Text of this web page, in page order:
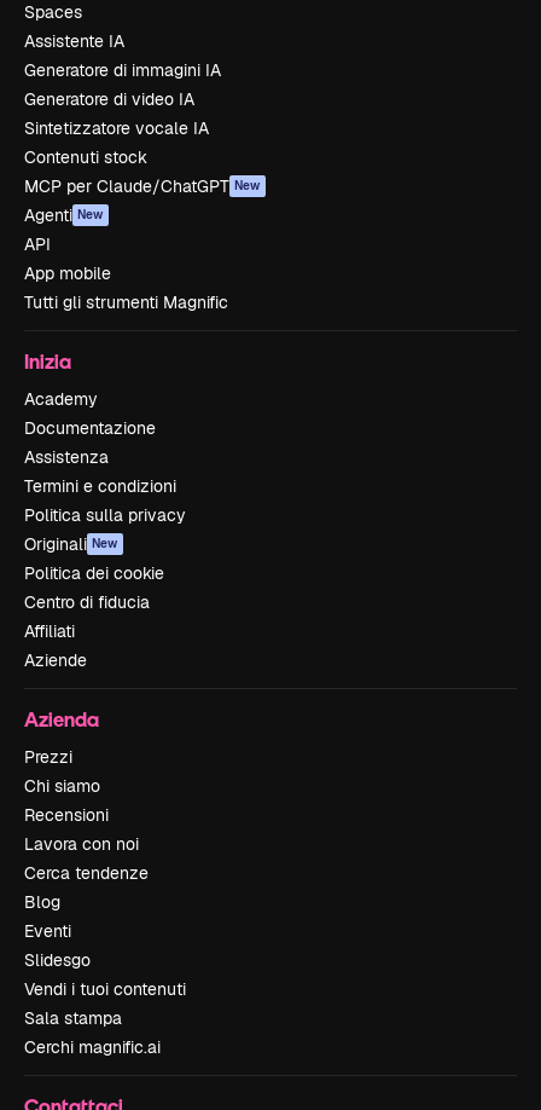
Spaces
Assistente IA
Generatore di immagini IA
Generatore di video IA
Sintetizzatore vocale IA
Contenuti stock
MCP per Claude/ChatGPT New
Agenti New
API
App mobile
Tutti gli strumenti Magnific
Inizia
Academy
Documentazione
Assistenza
Termini e condizioni
Politica sulla privacy
Originali New
Politica dei cookie
Centro di fiducia
Affiliati
Aziende
Azienda
Prezzi
Chi siamo
Recensioni
Lavora con noi
Cerca tendenze
Blog
Eventi
Slidesgo
Vendi i tuoi contenuti
Sala stampa
Cerchi magnific.ai